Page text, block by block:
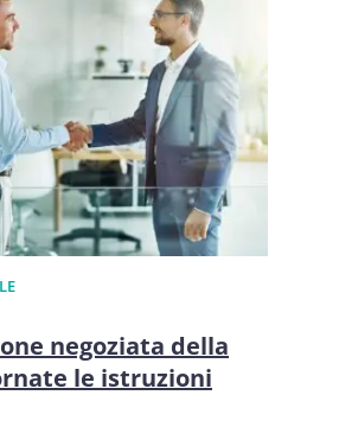
negoziata della
le istruzioni